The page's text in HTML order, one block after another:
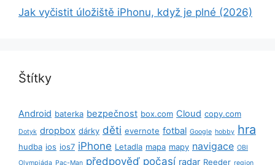
Jak vyčistit úložiště iPhonu, když je plné (2026)
Štítky
Android baterka bezpečnost box.com Cloud copy.com
Dotyk dropbox dárky děti evernote fotbal Google hobby hra
hudba ios ios7 iPhone Letadla mapa mapy navigace OBI
Olympiáda Pac-Man předpověď počasí radar Reeder region